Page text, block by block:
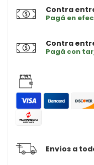
Contra
Pagá en
Contra
Pagá con
Envíos a